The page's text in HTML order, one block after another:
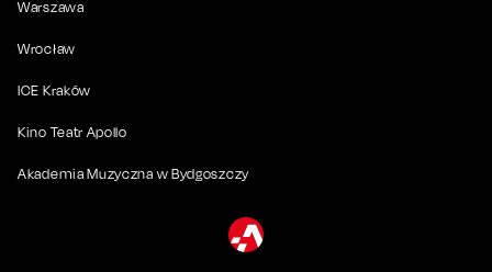
Warszawa
Wrocław
ICE Kraków
Kino Teatr Apollo
Akademia Muzyczna w Bydgoszczy